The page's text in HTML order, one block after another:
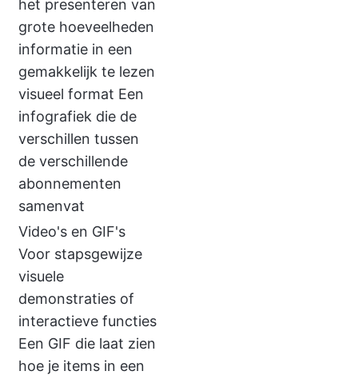
het presenteren van
grote hoeveelheden
informatie in een
gemakkelijk te lezen
visueel format Een
infografiek die de
verschillen tussen
de verschillende
abonnementen
samenvat
Video's en GIF's
Voor stapsgewijze
visuele
demonstraties of
interactieve functies
Een GIF die laat zien
hoe je items in een